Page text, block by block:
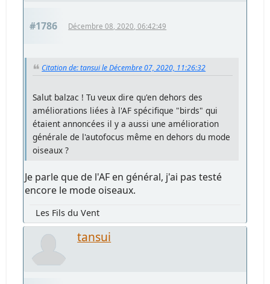
#1786 Décembre 08, 2020, 06:42:49
Citation de: tansui le Décembre 07, 2020, 11:26:32
Salut balzac ! Tu veux dire qu'en dehors des
améliorations liées à l'AF spécifique "birds" qui
étaient annoncées il y a aussi une amélioration
générale de l'autofocus même en dehors du mode
oiseaux ?
Je parle que de l'AF en général, j'ai pas testé
encore le mode oiseaux.
Les Fils du Vent
tansui